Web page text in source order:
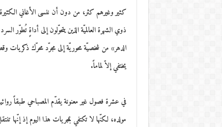
كثير وغيرهم كثر، من دون أن ننسى الأغاني الكثيرة
ذوي الشهرة العالميّة الذين يتحوّلون إلى أداةٍ
الدهر» من شخصيّة محوريّة إلى مجرّد محرّك
يختفي إلاّ لماماً.
في عشرة فصول غير معنونة يقدّم المصباحي طبقاً
مولده، لكنّها لا تكتفي بمجريات هذا اليوم إذ